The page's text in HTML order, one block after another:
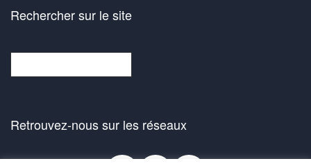
Rechercher sur le site
Retrouvez-nous sur les réseaux